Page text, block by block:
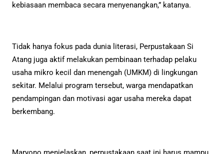
kebiasaan membaca secara menyenangkan,” katanya.
Tidak hanya fokus pada dunia literasi, Perpustakaan Si
Atang juga aktif melakukan pembinaan terhadap pelaku
usaha mikro kecil dan menengah (UMKM) di lingkungan
sekitar. Melalui program tersebut, warga mendapatkan
pendampingan dan motivasi agar usaha mereka dapat
berkembang.